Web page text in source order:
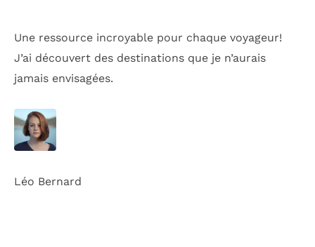
Une ressource incroyable pour chaque voyageur!
J’ai découvert des destinations que je n’aurais
jamais envisagées.
Léo Bernard